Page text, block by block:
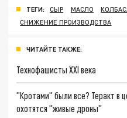
ТЕГИ: СЫР МАСЛО
СНИЖЕНИЕ ПРОИЗВОДСТВА
ЧИТАЙТЕ ТАКЖЕ:
Технофашисты XXI века
"Кротами" были все? Теракт в
охотятся "живые дроны"